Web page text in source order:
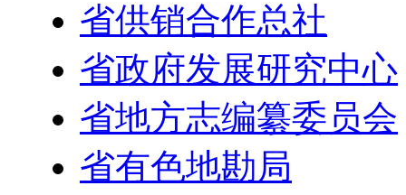
省供销合作总社
省政府发展研究中心
省地方志编纂委员会
省有色地勘局